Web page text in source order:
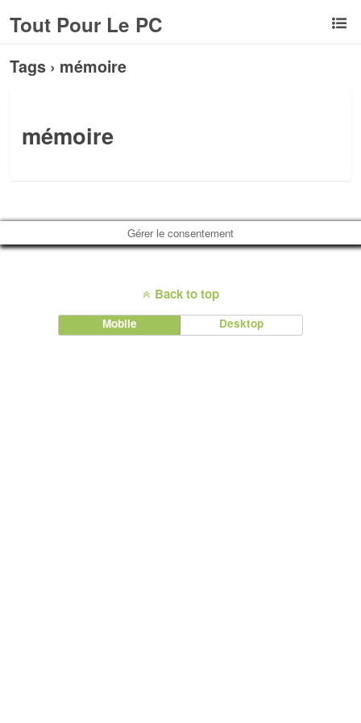
Tout Pour Le PC
Tags › mémoire
mémoire
Gérer le consentement
Back to top
Mobile Desktop